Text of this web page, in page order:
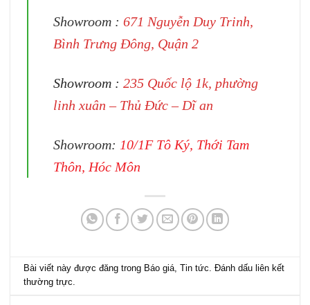
Showroom : 671 Nguyễn Duy Trinh,
Bình Trưng Đông, Quận 2
Showroom : 235 Quốc lộ 1k, phường
linh xuân – Thủ Đức – Dĩ an
Showroom: 10/1F Tô Ký, Thới Tam
Thôn, Hóc Môn
Bài viết này được đăng trong Báo giá,Tin tức. Đánh dấu liên kết
thường trực.